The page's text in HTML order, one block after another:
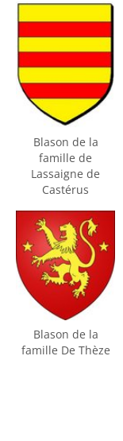
Blason de la
famille de
Lassaigne de
Castérus
Blason de la
famille De Thèze